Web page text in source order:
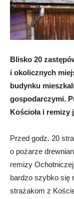
Blisko 20
i okolicznych
budynku
gospodarczymi.
Kościoła i remizy
Przed godz. 20
o pożarze
remizy
bardzo szybko się
strażakom z